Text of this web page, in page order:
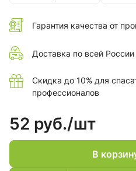
Гарантия качества от
Доставка по всей
Скидка до 10% для
профессионалов
52 руб./шт
В